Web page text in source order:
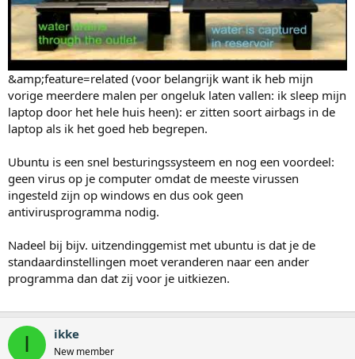
&amp;feature=related (voor belangrijk want ik heb mijn
vorige meerdere malen per ongeluk laten vallen: ik sleep mijn
laptop door het hele huis heen): er zitten soort airbags in de
laptop als ik het goed heb begrepen.
Ubuntu is een snel besturingssysteem en nog een voordeel:
geen virus op je computer omdat de meeste virussen
ingesteld zijn op windows en dus ook geen
antivirusprogramma nodig.
Nadeel bij bijv. uitzendinggemist met ubuntu is dat je de
standaardinstellingen moet veranderen naar een ander
programma dan dat zij voor je uitkiezen.
I ikke
New member